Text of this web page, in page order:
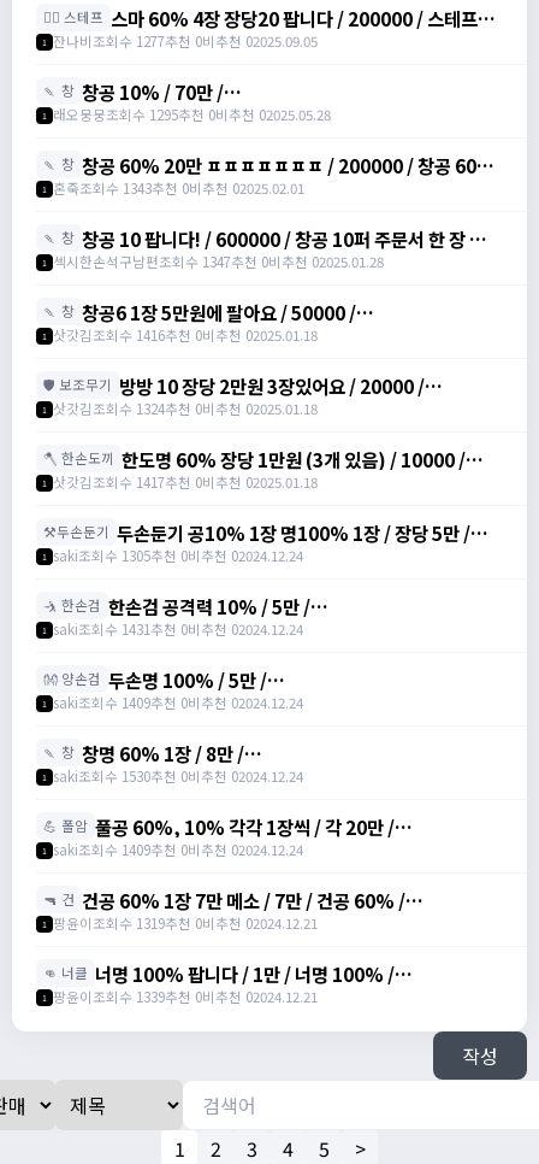
🧚‍♂️ 스테프 스마 60% 4장 장당20 팝니다 / 200000 / 스테프마
력주문서 /
1 잔나비조회수 1277추천 0비추천 02025.09.05
🍡 창 창공 10% / 70만 /
https://open.kakao.com/o/siHZkGyh
1 래오뭉뭉조회수 1295추천 0비추천 02025.05.28
🍡 창 창공 60% 20만 ㅍㅍㅍㅍㅍㅍㅍ / 200000 / 창공 60%
팝니다 20만이용 /
1 혼죽조회수 1343추천 0비추천 02025.02.01
🍡 창 창공 10 팝니다! / 600000 / 창공 10퍼 주문서 한 장 합니
다 / https://open.kakao.com/o/srgUnZch
1 섹시한손석구남편조회수 1347추천 0비추천 02025.01.28
🍡 창 창공6 1장 5만원에 팔아요 / 50000 /
https://open.kakao.com/o/szVItdbh
1 삿갓김조회수 1416추천 0비추천 02025.01.18
🛡️ 보조무기 방방 10 장당 2만원 3장있어요 / 20000 /
https://open.kakao.com/o/szVItdbh
1 삿갓김조회수 1324추천 0비추천 02025.01.18
🪓 한손도끼 한도명 60% 장당 1만원 (3개 있음) / 10000 /
https://open.kakao.com/o/szVItdbh
1 삿갓김조회수 1417추천 0비추천 02025.01.18
⚒️두손둔기 두손둔기 공10% 1장 명100% 1장 / 장당 5만 /
https://open.kakao.com/o/sREW1M6g
1 saki조회수 1305추천 0비추천 02024.12.24
🤺 한손검 한손검 공격력 10% / 5만 /
https://open.kakao.com/o/sREW1M6g
1 saki조회수 1431추천 0비추천 02024.12.24
👐 양손검 두손명 100% / 5만 /
https://open.kakao.com/o/sREW1M6g
1 saki조회수 1409추천 0비추천 02024.12.24
🍡 창 창명 60% 1장 / 8만 /
https://open.kakao.com/o/sREW1M6g
1 saki조회수 1530추천 0비추천 02024.12.24
💪 폴암 풀공 60%, 10% 각각 1장씩 / 각 20만 /
https://open.kakao.com/o/sREW1M6g
1 saki조회수 1409추천 0비추천 02024.12.24
🔫 건 건공 60% 1장 7만 메소 / 7만 / 건공 60% /
https://open.kakao.com/o/szTBqf6g
1 팡윤이조회수 1319추천 0비추천 02024.12.21
👊 너클 너명 100% 팝니다 / 1만 / 너명 100% /
https://open.kakao.com/o/szTBqf6g
1 팡윤이조회수 1339추천 0비추천 02024.12.21
작성
1 2 3 4 5 >